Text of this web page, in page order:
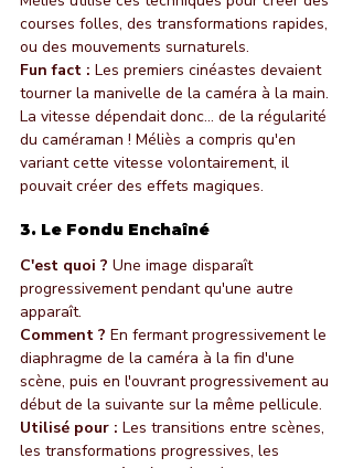
courses folles, des transformations rapides,
ou des mouvements surnaturels.
Fun fact : Les premiers cinéastes devaient
tourner la manivelle de la caméra à la main.
La vitesse dépendait donc... de la régularité
du caméraman ! Méliès a compris qu'en
variant cette vitesse volontairement, il
pouvait créer des effets magiques.
3. Le Fondu Enchaîné
C'est quoi ? Une image disparaît
progressivement pendant qu'une autre
apparaît.
Comment ? En fermant progressivement le
diaphragme de la caméra à la fin d'une
scène, puis en l'ouvrant progressivement au
début de la suivante sur la même pellicule.
Utilisé pour : Les transitions entre scènes,
les transformations progressives, les